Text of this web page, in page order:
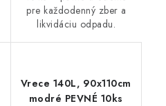
pre každodenný zber a
likvidáciu odpadu.
Vrece 140L, 90x110cm
modré PEVNÉ 10ks